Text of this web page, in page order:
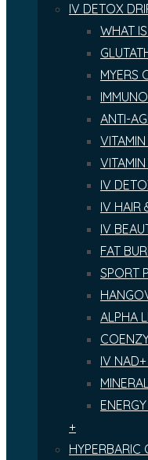
IV DETOX
WHAT
MYERS
ANTI-
IV
IV HAIR
IV
FAT
SPORT
ALPHA
IV
+
HYPERBARIC